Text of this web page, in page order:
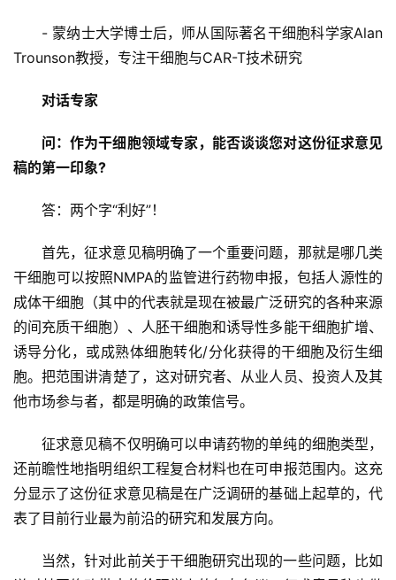
- 蒙纳士大学博士后，师从国际著名干细胞科学家Alan
Trounson教授，专注干细胞与CAR-T技术研究
对话专家
问：作为干细胞领域专家，能否谈谈您对这份征求意见
稿的第一印象?
答：两个字“利好”！
首先，征求意见稿明确了一个重要问题，那就是哪几类
干细胞可以按照NMPA的监管进行药物申报，包括人源性的
成体干细胞（其中的代表就是现在被最广泛研究的各种来源
的间充质干细胞）、人胚干细胞和诱导性多能干细胞扩增、
诱导分化，或成熟体细胞转化/分化获得的干细胞及衍生细
胞。把范围讲清楚了，这对研究者、从业人员、投资人及其
他市场参与者，都是明确的政策信号。
征求意见稿不仅明确可以申请药物的单纯的细胞类型，
还前瞻性地指明组织工程复合材料也在可申报范围内。这充
分显示了这份征求意见稿是在广泛调研的基础上起草的，代
表了目前行业最为前沿的研究和发展方向。
当然，针对此前关于干细胞研究出现的一些问题，比如